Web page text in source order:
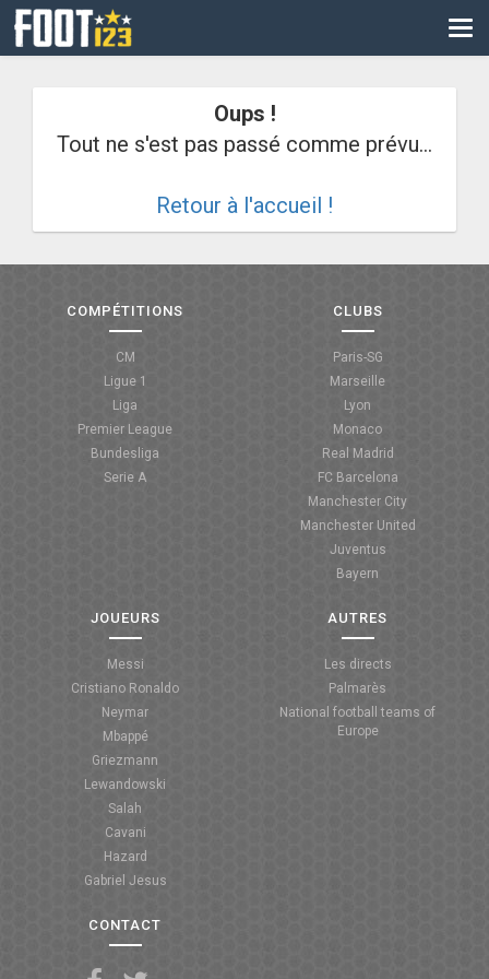
CM
COUPE DE FRANCE
COUPE DE LA LIGUE
Oups !
Tout ne s'est pas passé comme prévu...
Retour à l'accueil !
COMPÉTITIONS
CM
Ligue 1
Liga
Premier League
Bundesliga
Serie A
CLUBS
Paris-SG
Marseille
Lyon
Monaco
Real Madrid
FC Barcelona
Manchester City
Manchester United
Juventus
Bayern
JOUEURS
Messi
Cristiano Ronaldo
Neymar
Mbappé
Griezmann
Lewandowski
Salah
Cavani
Hazard
Gabriel Jesus
AUTRES
Les directs
Palmarès
National football teams of
Europe
CONTACT